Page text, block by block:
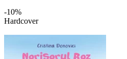
-10%
Hardcover